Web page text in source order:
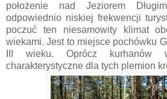
położenie nad Jeziorem
odpowiednio niskiej frekwencji
poczuć ten niesamowity klimat
wiekami. Jest to miejsce pochówku
III wieku. Oprócz kurhanów
charakterystyczne dla tych plemion